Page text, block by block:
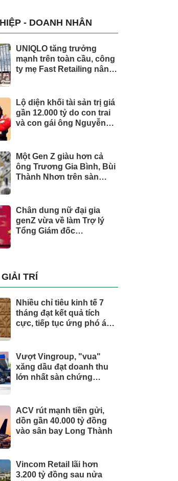
- DOANH NHÂN
UNIQLO tăng trưởng
mạnh trên toàn cầu, công
ty mẹ Fast Retailing nâng
Lộ diện khối tài sản trị giá
gần 12.000 tỷ do con trai
và con gái ông Nguyễn
Một Gen Z giàu hơn cả
ông Trương Gia Bình, Bùi
Thành Nhơn trên sàn
Chân dung nữ đại gia
genZ vừa về làm Trợ lý
Tổng Giám đốc
trụ, nắm giữ khối tài sản
hàng nghìn tỷ
TRÍ
Nhiều chỉ tiêu kinh tế 7
tháng đạt kết quả tích
cực, tiếp tục ứng phó áp
Vượt Vingroup, "vua"
xăng dầu đạt doanh thu
lớn nhất sàn chứng
ACV rút mạnh tiền gửi,
dồn gần 40.000 tỷ đồng
vào sân bay Long Thành
Vincom Retail lãi hơn
3.200 tỷ đồng sau nửa